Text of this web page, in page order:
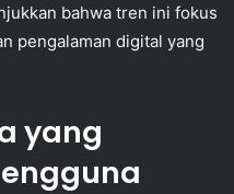
bahwa tren ini fokus
pengalaman digital yang
yang